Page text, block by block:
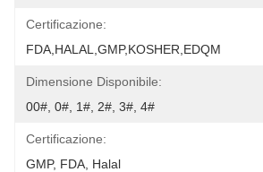
Certificazione:
FDA,HALAL,GMP,KOSHER,EDQM
Dimensione Disponibile:
00#, 0#, 1#, 2#, 3#, 4#
Certificazione:
GMP, FDA, Halal